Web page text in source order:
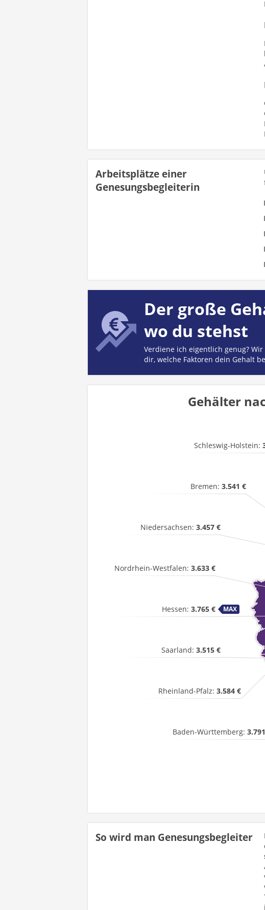
Arbeitsplätze einer
Genesungsbegleiterin
Der große
wo du stehst
Verdiene ich eigentlich genug?
dir, welche Faktoren dein Gehalt
Gehälter
Baden-Württemberg:
Bremen: 3.541 €
Hessen: 3.765 €
Niedersachsen: 3.457 €
Nordrhein-Westfalen: 3.633 €
Rheinland-Pfalz: 3.584 €
Saarland: 3.515 €
Schleswig-Holstein:
So wird man Genesungsbegleiter